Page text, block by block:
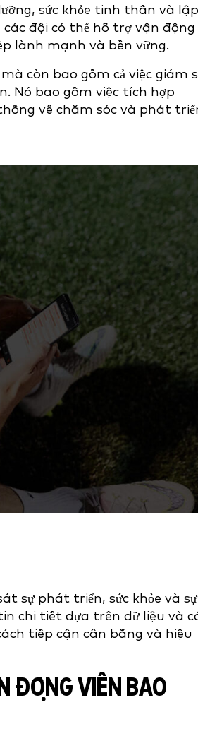
sức khỏe tinh thần và
các đội có thể hỗ trợ vận động
lành mạnh và bền vững.
còn bao gồm cả việc giám
Nó bao gồm việc tích hợp
về chăm sóc và phát
sự phát triển, sức khỏe và sự
chi tiết dựa trên dữ liệu và
tiếp cận cân bằng và hiệu
ĐỘNG VIÊN BAO